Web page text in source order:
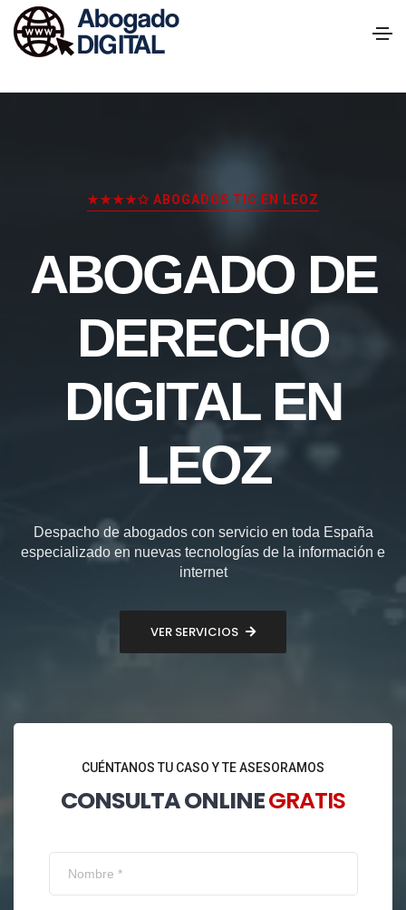
★★★★✩ ABOGADOS TIC EN LEOZ
ABOGADO DE
DERECHO
DIGITAL EN
LEOZ
Despacho de abogados con servicio en toda España
especializado en nuevas tecnologías de la información e
internet
VER SERVICIOS
CUÉNTANOS TU CASO Y TE ASESORAMOS
CONSULTA ONLINEGRATIS